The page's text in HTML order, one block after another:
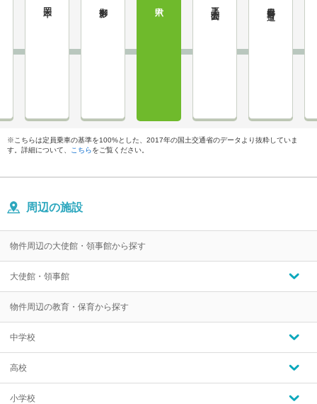
※こちらは定員乗車の基準を100%とした、2017年の国土交通省のデータより抜粋していま
す。詳細について、
こちらをご覧ください。
周辺の施設
物件周辺の大使館・領事館から探す
大使館・領事館
物件周辺の教育・保育から探す
中学校
高校
小学校